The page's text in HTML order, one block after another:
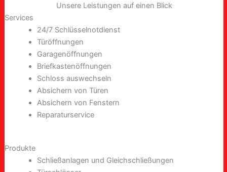
Unsere Leistungen auf einen Blick
Services
24/7 Schlüsselnotdienst
Türöffnungen
Garagenöffnungen
Briefkastenöffnungen
Schloss auswechseln
Absichern von Türen
Absichern von Fenstern
Reparaturservice
Produkte
Schließanlagen und Gleichschließungen